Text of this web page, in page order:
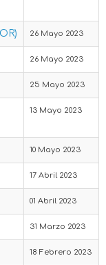
26 Mayo 2023
26 Mayo 2023
25 Mayo 2023
13 Mayo 2023
10 Mayo 2023
17 Abril 2023
01 Abril 2023
31 Marzo 2023
18 Febrero 2023